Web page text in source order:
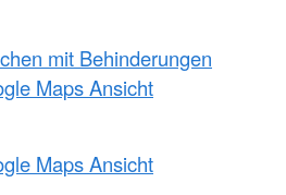
mit Behinderungen
Maps Ansicht
Maps Ansicht